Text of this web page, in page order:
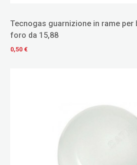
Tecnogas guarnizione in rame per
foro da 15,88
0,50 €